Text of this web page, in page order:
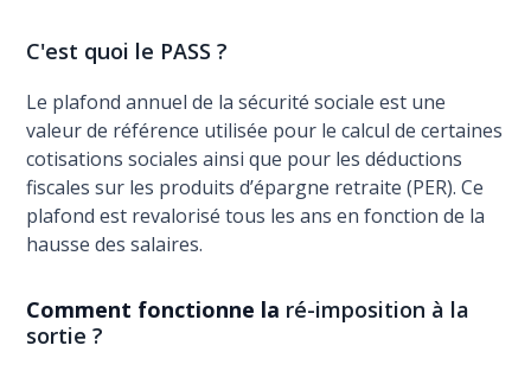
C'est quoi le PASS ?
Le plafond annuel de la sécurité sociale est une
valeur de référence utilisée pour le calcul de certaines
cotisations sociales ainsi que pour les déductions
fiscales sur les produits d’épargne retraite (PER). Ce
plafond est revalorisé tous les ans en fonction de la
hausse des salaires.
Comment fonctionne la ré-imposition à la
sortie ?